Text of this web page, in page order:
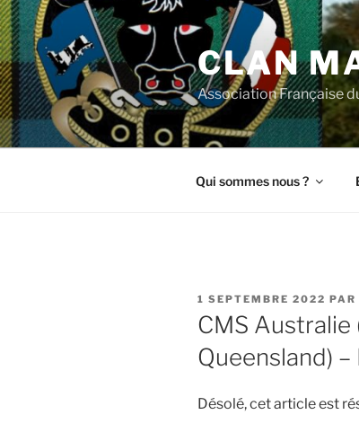
Aller
au
contenu
principal
CLAN
Association Française
Qui sommes nous ?
PUBLIÉ
LE
1 SEPTEMBRE 2022 PAR
CMS Australie
Queensland)
Désolé, cet article est